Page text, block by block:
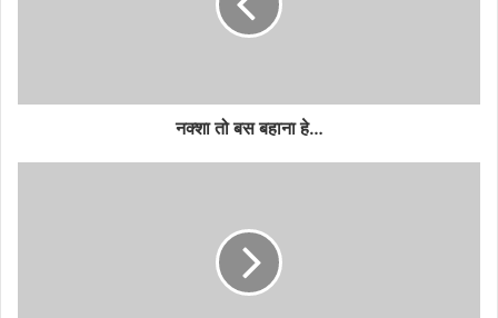
नक्शा तो बस बहाना हे…